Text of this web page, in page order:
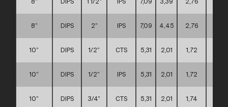
8” DIPS 1 1/2” IPS 7,09 3,39 2,76
8” DIPS 2” IPS 7,09 4,45 2,76
10” DIPS 1/2” CTS 5,31 2,01 1,72
10” DIPS 1/2” IPS 5,31 2,01 1,72
10” DIPS 3/4” CTS 5,31 2,01 1,74